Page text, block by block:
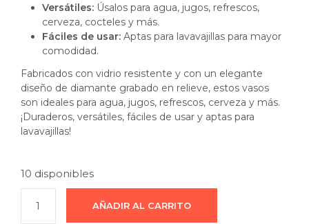
Versátiles:Úsalos para agua, jugos, refrescos,
cerveza, cocteles y más.
Fáciles de usar:Aptas para lavavajillas para mayor
comodidad.
Fabricados con vidrio resistente y con un elegante
diseño de diamante grabado en relieve, estos vasos
son ideales para agua, jugos, refrescos, cerveza y más.
¡Duraderos, versátiles, fáciles de usar y aptas para
lavavajillas!
10 disponibles
AÑADIR AL CARRITO